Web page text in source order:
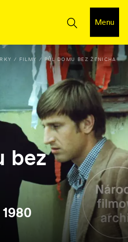
Menu
FILMY PŮL DOMU BEZ ŽENICHA
bez